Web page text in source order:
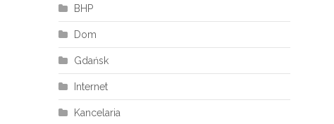
BHP
Dom
Gdańsk
Internet
Kancelaria